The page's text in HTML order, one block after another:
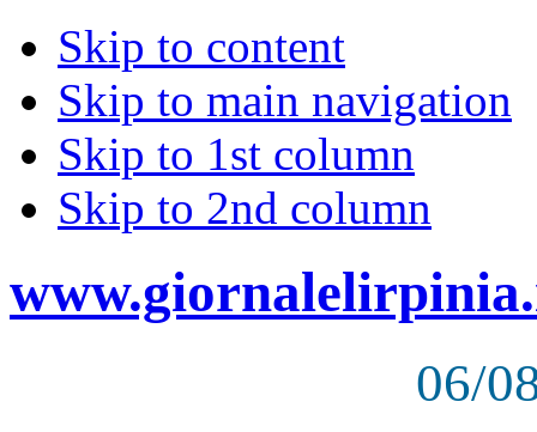
Skip to content
Skip to main navigation
Skip to 1st column
Skip to 2nd column
06/